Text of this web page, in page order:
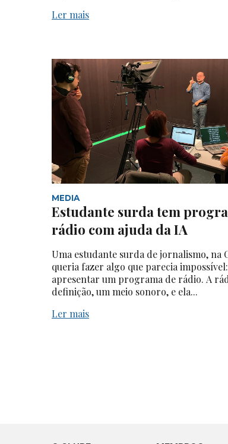
Ler mais
MEDIA
Estudante surda tem
rádio com ajuda da IA
Uma estudante surda de jornalismo, na
queria fazer algo que parecia impossível:
apresentar um programa de rádio. A
definição, um meio sonoro, e ela...
Ler mais